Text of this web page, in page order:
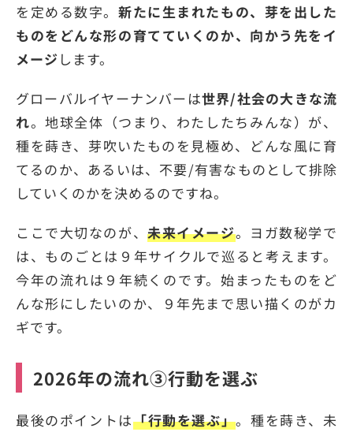
を定める数字。 新たに生まれたもの、芽を出した
ものをどんな形の育てていくのか、向かう先をイ
メージ します。
グローバルイヤーナンバーは世界/社会の大きな流
れ。地球全体（つまり、わたしたちみんな）が、
種を蒔き、芽吹いたものを見極め、どんな風に育
てるのか、あるいは、不要/有害なものとして排除
していくのかを決めるのですね。
ここで大切なのが、未来イメージ。ヨガ数秘学で
は、ものごとは９年サイクルで巡ると考えます。
今年の流れは９年続くのです。始まったものをど
んな形にしたいのか、９年先まで思い描くのがカ
ギです。
2026年の流れ③行動を選ぶ
最後のポイントは「行動を選ぶ」。種を蒔き、未